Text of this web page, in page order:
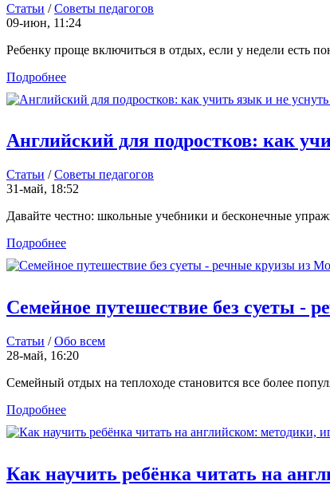
Статьи /Советы педагогов
09-июн, 11:24
Ребенку проще включиться в отдых, если у недели есть
Подробнее
Английский для подростков: как
Статьи /Советы педагогов
31-май, 18:52
Давайте честно: школьные учебники и бесконечные
Подробнее
Семейное путешествие без суеты -
Статьи /Обо всем
28-май, 16:20
Семейный отдых на теплоходе становится все более
Подробнее
Как научить ребёнка читать на